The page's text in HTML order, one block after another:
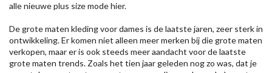
alle nieuweplus size modehier.
De grote maten kleding voor dames is de laatste jaren, zeer sterk in
ontwikkeling. Er komen niet alleen meer merken bij die grote maten
verkopen, maar er is ook steeds meer aandacht voor de laatste
grote maten trends. Zoals het tien jaar geleden nog zo was, dat je